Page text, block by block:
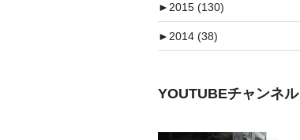
►2015 (130)
►2014 (38)
YOUTUBEチャンネル